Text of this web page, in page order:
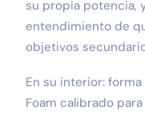
su propia potencia,
entendimiento de
objetivos
En su interior:
Foam calibrado